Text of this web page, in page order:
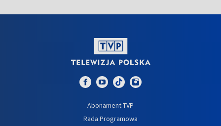
Abonament TVP
Rada Programowa